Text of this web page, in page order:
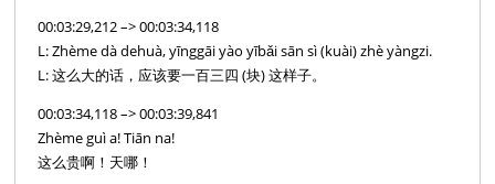
00:03:29,212 –> 00:03:34,118
L: Zhème dà dehuà, yīnggāi yào yībǎi sān sì (kuài) zhè yàngzi.
L: 这么大的话，应该要一百三四 (块) 这样子。
00:03:34,118 –> 00:03:39,841
Zhème guì a! Tiān na!
这么贵啊！天哪！